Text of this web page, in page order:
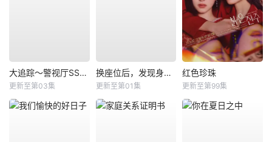
大追踪〜警视厅SSBC强行犯系〜第二季
更新至第03集
换座位后，发现身后的男生好像喜欢我
更新至第01集
红色珍珠
更新至第99集